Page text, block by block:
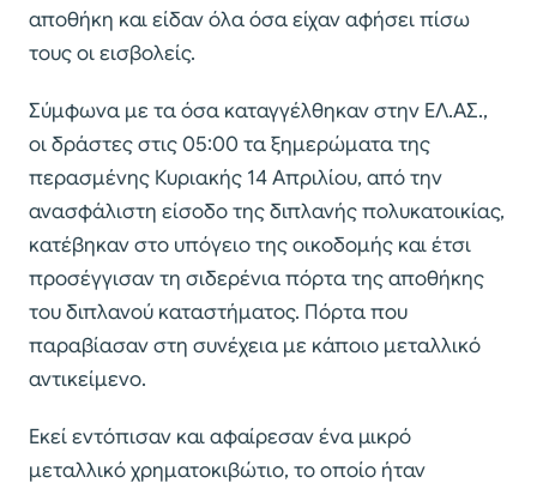
αποθήκη και είδαν όλα όσα είχαν αφήσει πίσω
τους οι εισβολείς.
Σύμφωνα με τα όσα καταγγέλθηκαν στην ΕΛ.ΑΣ.,
οι δράστες στις 05:00 τα ξημερώματα της
περασμένης Κυριακής 14 Απριλίου, από την
ανασφάλιστη είσοδο της διπλανής πολυκατοικίας,
κατέβηκαν στο υπόγειο της οικοδομής και έτσι
προσέγγισαν τη σιδερένια πόρτα της αποθήκης
του διπλανού καταστήματος. Πόρτα που
παραβίασαν στη συνέχεια με κάποιο μεταλλικό
αντικείμενο.
Εκεί εντόπισαν και αφαίρεσαν ένα μικρό
μεταλλικό χρηματοκιβώτιο, το οποίο ήταν